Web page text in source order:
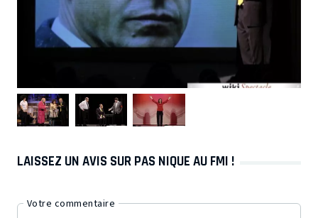
LAISSEZ UN AVIS SUR PAS NIQUE AU FMI !
Votre commentaire